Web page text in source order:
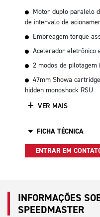
Motor duplo paralelo
de intervalo de
Embreagem torque
Acelerador eletrônico
2 modos de pilotagem
47mm Showa
hidden monoshock RSU
VER MAIS
FICHA TÉCNICA
ENTRAR EM
INFORMAÇÕES
SPEEDMASTER